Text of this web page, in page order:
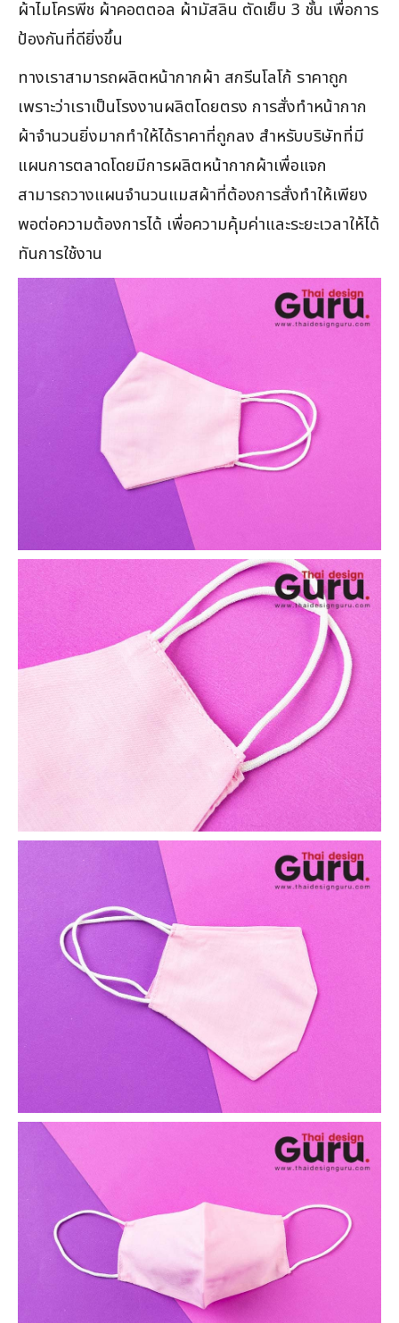
ผ้าไมโครพีช ผ้าคอตตอล ผ้ามัสลิน ตัดเย็บ 3 ชั้น เพื่อการ
ป้องกันที่ดียิ่งขึ้น
ทางเราสามารถผลิตหน้ากากผ้า สกรีนโลโก้ ราคาถูก
เพราะว่าเราเป็นโรงงานผลิตโดยตรง การสั่งทำหน้ากาก
ผ้าจำนวนยิ่งมากทำให้ได้ราคาที่ถูกลง สำหรับบริษัทที่มี
แผนการตลาดโดยมีการผลิตหน้ากากผ้าเพื่อแจก
สามารถวางแผนจำนวนแมสผ้าที่ต้องการสั่งทำให้เพียง
พอต่อความต้องการได้ เพื่อความคุ้มค่าและระยะเวลาให้ได้
ทันการใช้งาน